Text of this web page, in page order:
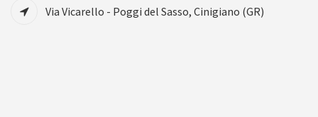
Via Vicarello - Poggi del Sasso, Cinigiano (GR)